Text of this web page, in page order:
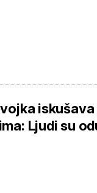
Ljudi su